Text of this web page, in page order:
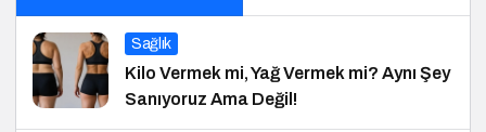
Sağlık
Kilo Vermek mi, Yağ Vermek mi? Aynı Şey
Sanıyoruz Ama Değil!